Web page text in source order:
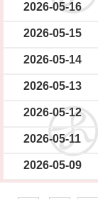
2026-05-16
2026-05-15
2026-05-14
2026-05-13
2026-05-12
2026-05-11
2026-05-09